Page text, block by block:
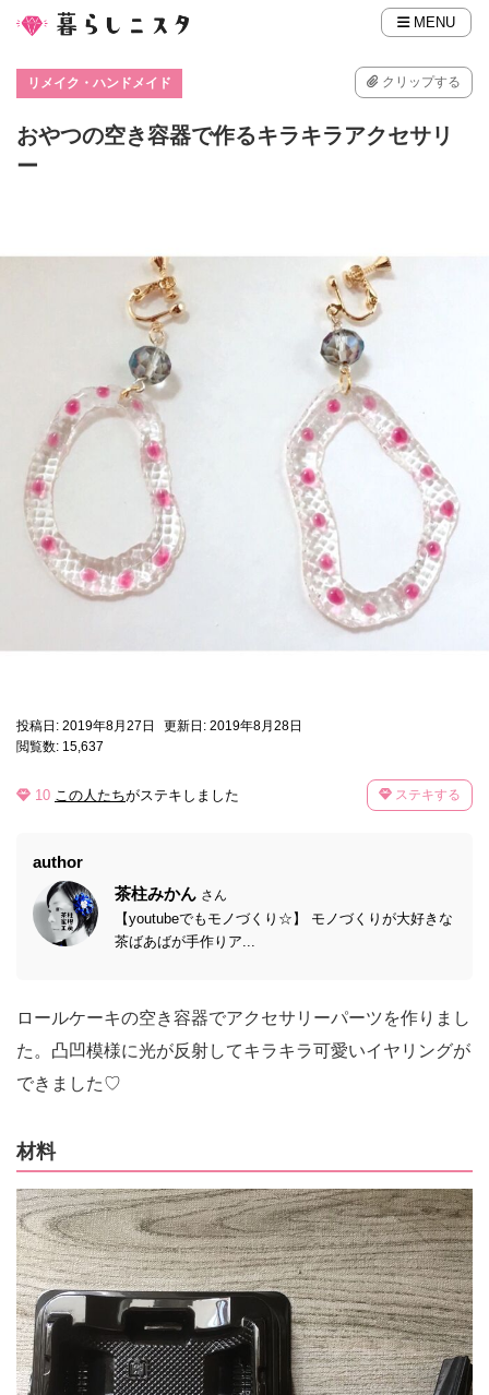
MENU
リメイク・ハンドメイド クリップする
おやつの空き容器で作るキラキラアクセサリ
ー
投稿日: 2019年8月27日
更新日: 2019年8月28日
閲覧数: 15,637
10 この人たちがステキしました ステキする
author
茶柱みかん さん
【youtubeでもモノづくり☆】 モノづくりが大好きな
茶ばあばが手作りア...
ロールケーキの空き容器でアクセサリーパーツを作りまし
た。凸凹模様に光が反射してキラキラ可愛いイヤリングが
できました♡
材料